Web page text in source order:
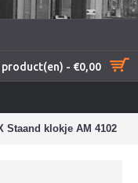
product(en) - €0,00
Staand klokje AM 4102